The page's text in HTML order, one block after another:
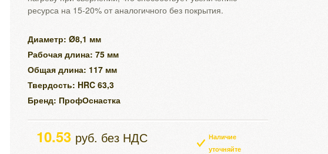
ресурса на 15-20% от аналогичного без покрытия.
Диаметр: Ø8,1 мм
Рабочая длина: 75 мм
Общая длина: 117 мм
Твердость: HRC 63,3
Бренд: ПрофОснастка
10.53 руб. без НДС
Наличие
уточняйте